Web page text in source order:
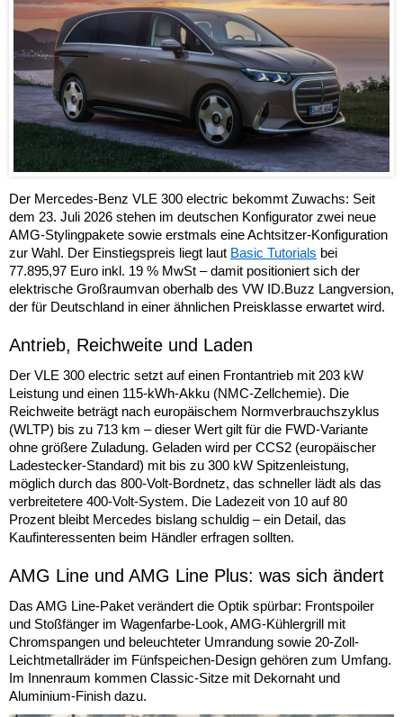
Der Mercedes-Benz VLE 300 electric bekommt Zuwachs: Seit
dem 23. Juli 2026 stehen im deutschen Konfigurator zwei neue
AMG-Stylingpakete sowie erstmals eine Achtsitzer-Konfiguration
zur Wahl. Der Einstiegspreis liegt laut Basic Tutorials bei
77.895,97 Euro inkl. 19 % MwSt – damit positioniert sich der
elektrische Großraumvan oberhalb des VW ID.Buzz Langversion,
der für Deutschland in einer ähnlichen Preisklasse erwartet wird.
Antrieb, Reichweite und Laden
Der VLE 300 electric setzt auf einen Frontantrieb mit 203 kW
Leistung und einen 115-kWh-Akku (NMC-Zellchemie). Die
Reichweite beträgt nach europäischem Normverbrauchszyklus
(WLTP) bis zu 713 km – dieser Wert gilt für die FWD-Variante
ohne größere Zuladung. Geladen wird per CCS2 (europäischer
Ladestecker-Standard) mit bis zu 300 kW Spitzenleistung,
möglich durch das 800-Volt-Bordnetz, das schneller lädt als das
verbreitetere 400-Volt-System. Die Ladezeit von 10 auf 80
Prozent bleibt Mercedes bislang schuldig – ein Detail, das
Kaufinteressenten beim Händler erfragen sollten.
AMG Line und AMG Line Plus: was sich ändert
Das AMG Line-Paket verändert die Optik spürbar: Frontspoiler
und Stoßfänger im Wagenfarbe-Look, AMG-Kühlergrill mit
Chromspangen und beleuchteter Umrandung sowie 20-Zoll-
Leichtmetallräder im Fünfspeichen-Design gehören zum Umfang.
Im Innenraum kommen Classic-Sitze mit Dekornaht und
Aluminium-Finish dazu.